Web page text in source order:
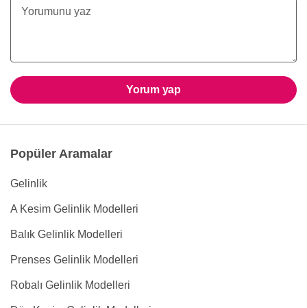
Yorum yap
Popüler Aramalar
Gelinlik
A Kesim Gelinlik Modelleri
Balık Gelinlik Modelleri
Prenses Gelinlik Modelleri
Robalı Gelinlik Modelleri